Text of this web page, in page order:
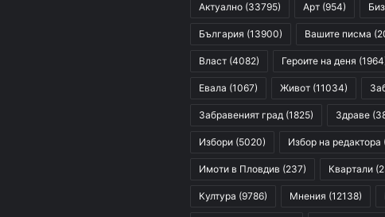
Актуално (33795) Арт (954)
България (13900) Вашите писма
Власт (4082) Героите на деня
Евала (1067) Живот (11034)
Забравеният град (1825) Здраве
Избори (5020) Избор на редактора
Имоти в Пловдив (237) Квартали
Култура (9786) Мнения (12138)